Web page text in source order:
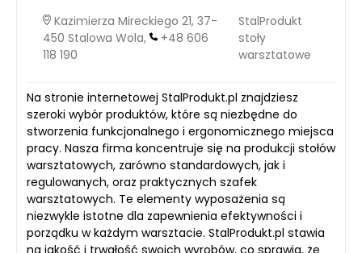
Kazimierza Mireckiego 21, 37-
450 Stalowa Wola,
+48 606
118 190
StalProdukt
stoły
warsztatowe
Na stronie internetowej StalProdukt.pl znajdziesz
szeroki wybór produktów, które są niezbędne do
stworzenia funkcjonalnego i ergonomicznego miejsca
pracy. Nasza firma koncentruje się na produkcji stołów
warsztatowych, zarówno standardowych, jak i
regulowanych, oraz praktycznych szafek
warsztatowych. Te elementy wyposażenia są
niezwykle istotne dla zapewnienia efektywności i
porządku w każdym warsztacie. StalProdukt.pl stawia